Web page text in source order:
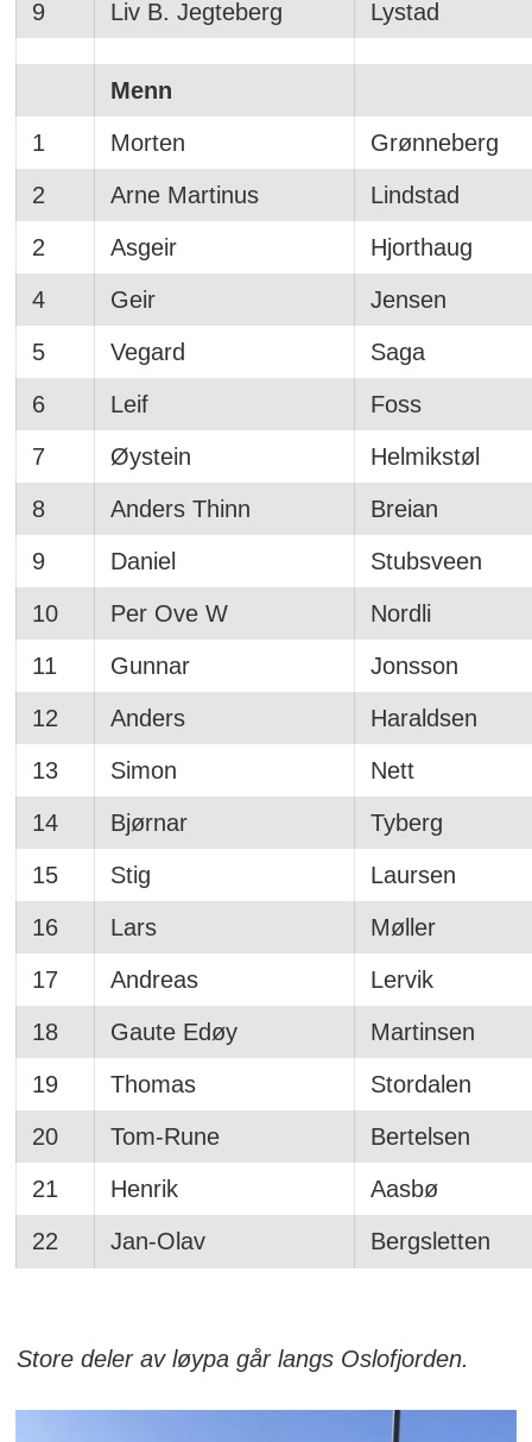
9 Liv B. Jegteberg Lystad
Menn
1
Morten
Grønneberg
2
Arne Martinus
Lindstad
2
Asgeir
Hjorthaug
4
Geir
Jensen
5
Vegard
Saga
6
Leif
Foss
7
Øystein
Helmikstøl
8
Anders Thinn
Breian
9
Daniel
Stubsveen
10
Per Ove W
Nordli
11
Gunnar
Jonsson
12
Anders
Haraldsen
13
Simon
Nett
14
Bjørnar
Tyberg
15
Stig
Laursen
16
Lars
Møller
17
Andreas
Lervik
18
Gaute Edøy
Martinsen
19
Thomas
Stordalen
20
Tom-Rune
Bertelsen
21
Henrik
Aasbø
22
Jan-Olav Bergsletten
Store deler av løypa går langs Oslofjorden.